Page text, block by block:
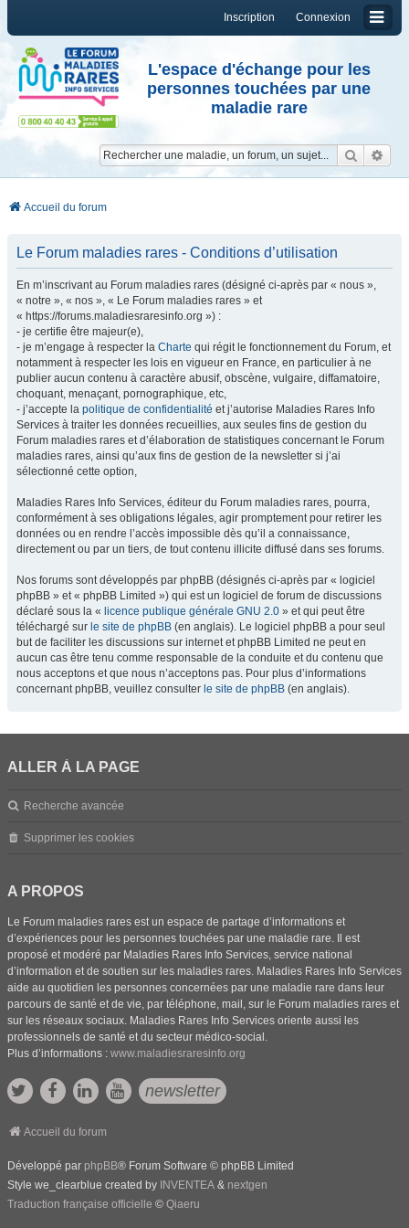
Connexion
Inscription
L'espace d'échange pour les
personnes touchées par une
maladie rare
Accueil du forum
Le Forum maladies rares - Conditions d’utilisation
En m’inscrivant au Forum maladies rares (désigné ci-après par « nous »,
« notre », « nos », « Le Forum maladies rares » et
« https://forums.maladiesraresinfo.org ») :
- je certifie être majeur(e),
- je m’engage à respecter la Charte qui régit le fonctionnement du Forum, et
notamment à respecter les lois en vigueur en France, en particulier à ne
publier aucun contenu à caractère abusif, obscène, vulgaire, diffamatoire,
choquant, menaçant, pornographique, etc,
- j’accepte la politique de confidentialité et j’autorise Maladies Rares Info
Services à traiter les données recueillies, aux seules fins de gestion du
Forum maladies rares et d’élaboration de statistiques concernant le Forum
maladies rares, ainsi qu’aux fins de gestion de la newsletter si j’ai
sélectionné cette option,
Maladies Rares Info Services, éditeur du Forum maladies rares, pourra,
conformément à ses obligations légales, agir promptement pour retirer les
données ou en rendre l’accès impossible dès qu’il a connaissance,
directement ou par un tiers, de tout contenu illicite diffusé dans ses forums.
Nos forums sont développés par phpBB (désignés ci-après par « logiciel
phpBB » et « phpBB Limited ») qui est un logiciel de forum de discussions
déclaré sous la « licence publique générale GNU 2.0 » et qui peut être
téléchargé sur le site de phpBB (en anglais). Le logiciel phpBB a pour seul
but de faciliter les discussions sur internet et phpBB Limited ne peut en
aucun cas être tenu comme responsable de la conduite et du contenu que
nous acceptons et que nous n’acceptons pas. Pour plus d’informations
concernant phpBB, veuillez consulter le site de phpBB (en anglais).
ALLER À LA PAGE
Recherche avancée
Supprimer les cookies
A PROPOS
Le Forum maladies rares est un espace de partage d’informations et
d’expériences pour les personnes touchées par une maladie rare. Il est
proposé et modéré par Maladies Rares Info Services, service national
d’information et de soutien sur les maladies rares. Maladies Rares Info Services
aide au quotidien les personnes concernées par une maladie rare dans leur
parcours de santé et de vie, par téléphone, mail, sur le Forum maladies rares et
sur les réseaux sociaux. Maladies Rares Info Services oriente aussi les
professionnels de santé et du secteur médico-social.
Plus d’informations : www.maladiesraresinfo.org
newsletter
Accueil du forum
Développé par phpBB® Forum Software © phpBB Limited
Style we_clearblue created by INVENTEA & nextgen
Traduction française officielle © Qiaeru